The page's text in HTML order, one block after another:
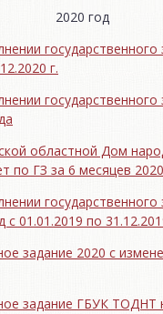
2020 год
государственного
г.
государственного
областной Дом
по ГЗ за 6 месяцев 2020
государственного
01.01.2019 по
задание 2020 с
задание ГБУК ТОДНТ